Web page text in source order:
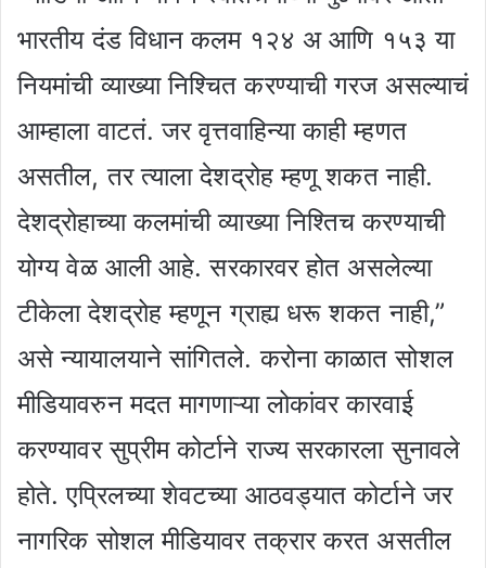
भारतीय दंड विधान कलम १२४ अ आणि १५३ या
नियमांची व्याख्या निश्चित करण्याची गरज असल्याचं
आम्हाला वाटतं. जर वृत्तवाहिन्या काही म्हणत
असतील, तर त्याला देशद्रोह म्हणू शकत नाही.
देशद्रोहाच्या कलमांची व्याख्या निश्तिच करण्याची
योग्य वेळ आली आहे. सरकारवर होत असलेल्या
टीकेला देशद्रोह म्हणून ग्राह्य धरू शकत नाही,”
असे न्यायालयाने सांगितले. करोना काळात सोशल
मीडियावरुन मदत मागणाऱ्या लोकांवर कारवाई
करण्यावर सुप्रीम कोर्टाने राज्य सरकारला सुनावले
होते. एप्रिलच्या शेवटच्या आठवड्यात कोर्टाने जर
नागरिक सोशल मीडियावर तक्रार करत असतील